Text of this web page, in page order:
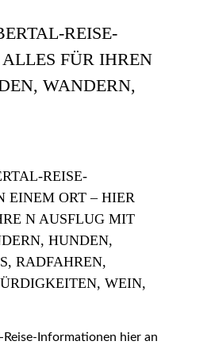
REISE-
FÜR IHREN
WANDERN,
REISE-
EINEM ORT – HIER
N AUSFLUG MIT
HUNDEN,
RADFAHREN,
WEIN,
Informationen hier an